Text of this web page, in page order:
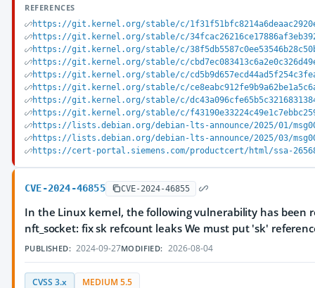
REFERENCES
https://git.kernel.org/stable/c/
https://git.kernel.org/stable/c/
https://git.kernel.org/stable/c/
https://git.kernel.org/stable/c/
https://git.kernel.org/stable/c/
https://git.kernel.org/stable/c/
https://git.kernel.org/stable/c/
https://git.kernel.org/stable/c/
https://lists.debian.org/debian-lts-announce/2025/01/
https://lists.debian.org/debian-lts-announce/2025/03/
https://cert-portal.siemens.com/productcert/html/ssa-
CVE-2024-46855 CVE-2024-46855
In the Linux kernel, the following vulnerability has been
nft_socket: fix sk refcount leaks We must put 'sk'
PUBLISHED: 2024-09-27MODIFIED: 2026-08-04
CVSS 3.x MEDIUM 5.5